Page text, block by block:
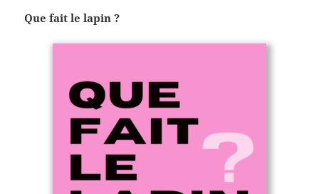
Que fait le lapin ?